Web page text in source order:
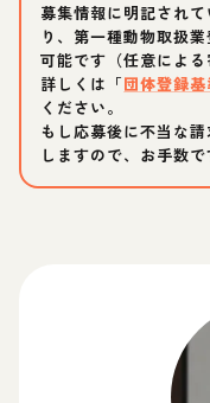
募集情報に明記され
り、第一種動物取扱
可能です（任意による
詳しくは「団体登録
ください。
もし応募後に不当な
しますので、お手数